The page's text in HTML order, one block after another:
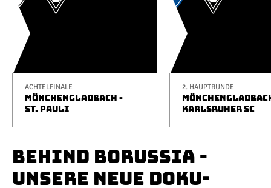
ACHTELFINALE
MÖNCHENGLADBACH -
ST. PAULI
2. HAUPTRUNDE
KARLSRUHER SC
BEHIND BORUSSIA -
UNSERE NEUE DOKU-